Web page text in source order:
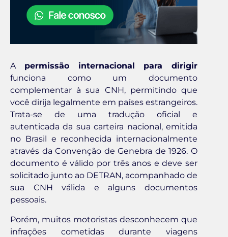
A permissão internacional para dirigir
funciona como um documento
complementar à sua CNH, permitindo que
você dirija legalmente em países estrangeiros.
Trata-se de uma tradução oficial e
autenticada da sua carteira nacional, emitida
no Brasil e reconhecida internacionalmente
através da Convenção de Genebra de 1926. O
documento é válido por três anos e deve ser
solicitado junto ao DETRAN, acompanhado de
sua CNH válida e alguns documentos
pessoais.
Porém, muitos motoristas desconhecem que
infrações cometidas durante viagens